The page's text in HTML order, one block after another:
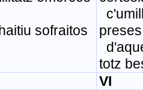
sofraitos
preses
totz
VI